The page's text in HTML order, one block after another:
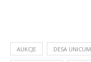
AUKCJE DESA UNICUM